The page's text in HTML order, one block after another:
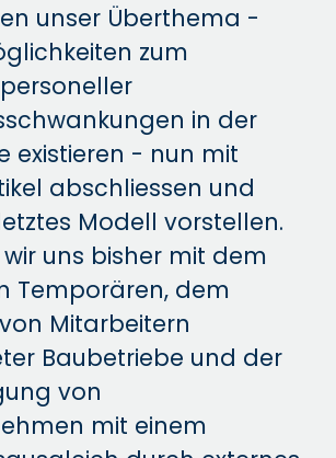
unser Überthema -
zum
in der
existieren - nun mit
abschliessen und
Modell vorstellen.
uns bisher mit dem
Temporären, dem
Mitarbeitern
Baubetriebe und der
von
mit einem